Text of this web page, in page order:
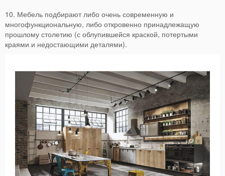
10. Мебель подбирают либо очень современную и
многофункциональную, либо откровенно принадлежащую
прошлому столетию (с облупившейся краской, потертыми
краями и недостающими деталями).